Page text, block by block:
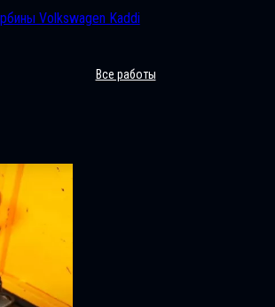
Volkswagen Kaddi
Все работы